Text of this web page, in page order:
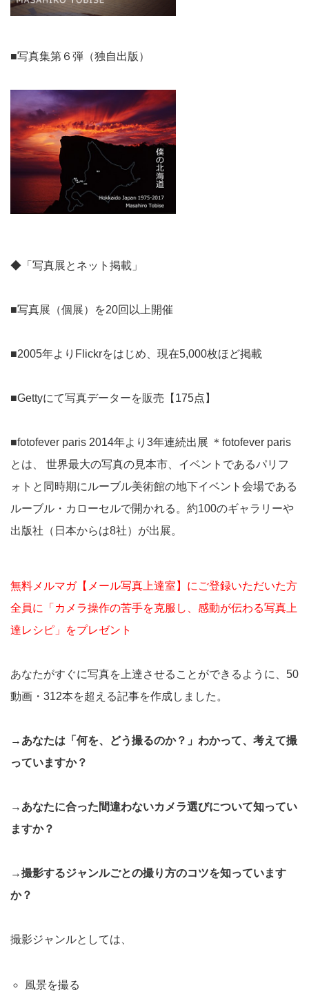
■写真集第６弾（独自出版）
◆「写真展とネット掲載」
■写真展（個展）を20回以上開催
■2005年よりFlickrをはじめ、現在5,000枚ほど掲載
■Gettyにて写真データーを販売【175点】
■fotofever paris 2014年より3年連続出展 ＊fotofever paris
とは、 世界最大の写真の見本市、イベントであるパリフ
ォトと同時期にルーブル美術館の地下イベント会場である
ルーブル・カローセルで開かれる。約100のギャラリーや
出版社（日本からは8社）が出展。
無料メルマガ【メール写真上達室】にご登録いただいた方
全員に「カメラ操作の苦手を克服し、感動が伝わる写真上
達レシピ」をプレゼント
あなたがすぐに写真を上達させることができるように、50
動画・312本を超える記事を作成しました。
→あなたは「何を、どう撮るのか？」わかって、考えて撮
っていますか？
→あなたに合った間違わないカメラ選びについて知ってい
ますか？
→撮影するジャンルごとの撮り方のコツを知っています
か？
撮影ジャンルとしては、
風景を撮る